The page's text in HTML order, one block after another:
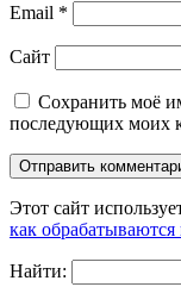
Email *
Сайт
Сохранить моё
последующих моих
Этот сайт
как
Найти: